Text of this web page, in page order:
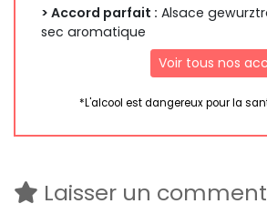
> Accord parfait : Alsace
sec aromatique
Voir tous nos
*L'alcool est dangereux pour la
Laisser un